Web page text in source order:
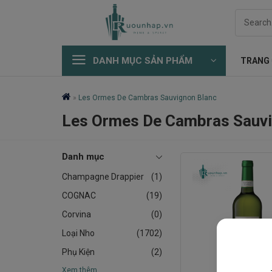
DANH MỤC SẢN PHẨM TRANG
» Les Ormes De Cambras Sauvignon Blanc
Les Ormes De Cambras
Danh mục
Champagne Drappier
(1)
COGNAC
(19)
Corvina
(0)
Loại Nho
(1702)
Phụ Kiện
(2)
Xem thêm